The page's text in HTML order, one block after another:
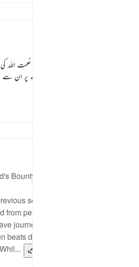
یہاں بنی اسرائیل کی بے صبری اور نعمت اللہ
ہے کہ من و سلویٰ جیسے پاکیزہ کھانے پر ان سے
Bounty
scenes in the surah. The
from persecution during the reign
journeyed into a desert of sand
beats down all day and the sky
مزید دیکھیں